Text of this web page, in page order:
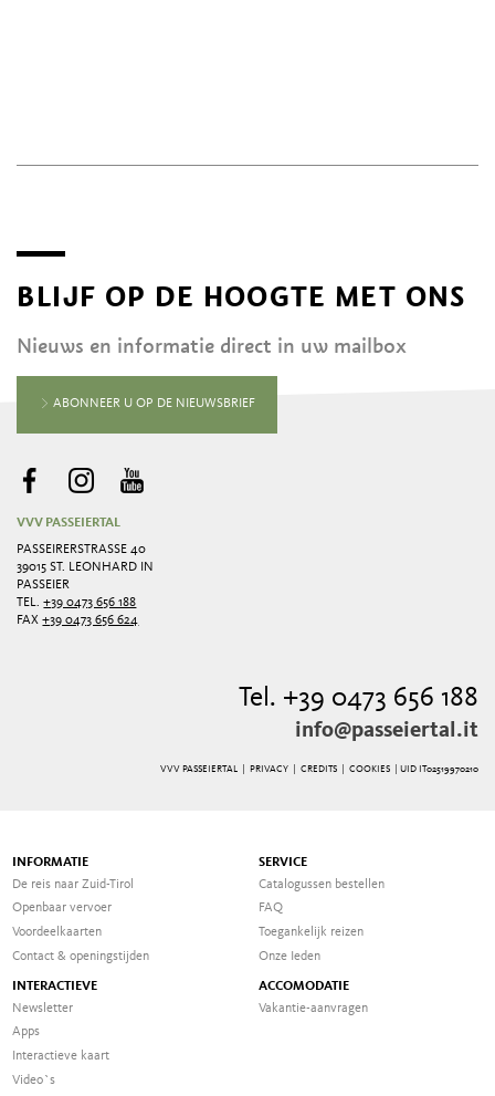
BLIJF OP DE HOOGTE MET ONS
Nieuws en informatie direct in uw mailbox
ABONNEER U OP DE NIEUWSBRIEF
VVV PASSEIERTAL
PASSEIRERSTRASSE 40
39015 ST. LEONHARD IN
PASSEIER
TEL.+39 0473 656 188
FAX+39 0473 656 624
Tel. +39 0473 656 188
info@passeiertal.it
VVV PASSEIERTAL | PRIVACY| CREDITS| COOKIES | UID IT02519970210
INFORMATIE
De reis naar Zuid-Tirol
Openbaar vervoer
Voordeelkaarten
Contact & openingstijden
SERVICE
Catalogussen bestellen
FAQ
Toegankelijk reizen
Onze Ieden
INTERACTIEVE
Newsletter
Apps
Interactieve kaart
Video`s
ACCOMODATIE
Vakantie-aanvragen